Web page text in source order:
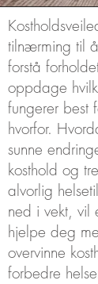
tilnærming til
forstå
oppdage
fungerer best
hvorfor.
sunne
kosthold og
alvorlig
ned i vekt, vil
hjelpe deg
overvinne
forbedre